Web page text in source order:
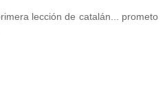
lección de catalán... prometo